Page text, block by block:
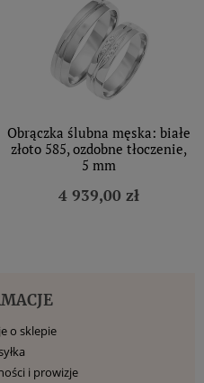
Obrączka ślubna męska: białe
złoto 585, ozdobne tłoczenie,
5 mm
4 939,00 zł
o sklepie
i prowizje